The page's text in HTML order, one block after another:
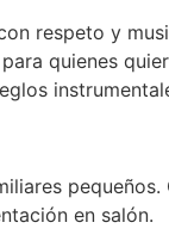
respeto y
quienes
en salón.